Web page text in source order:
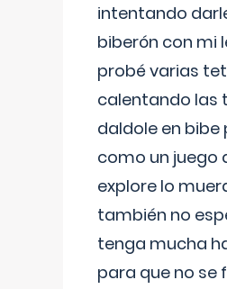
intentando
biberón con mi
probé varias
calentando las
daldole en bibe
como un juego
explore lo
también no
tenga mucha
para que no se